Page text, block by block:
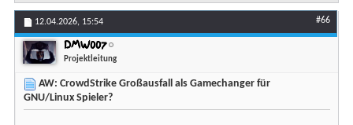
12.04.2026, 15:54 #66
DMW007
Projektleitung
AW: CrowdStrike Großausfall als Gamechanger für
GNU/Linux Spieler?